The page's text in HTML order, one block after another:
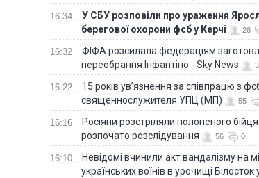
16:34
У СБУ розповіли про ураження
берегової охорони фсб у Керчі
26
16:32
ФІФА розсилала федераціям
переобрання Інфантіно - Sky News
16:22
15 років ув’язнення за співпрацю з
священнослужителя УПЦ (МП)
55
16:16
Росіяни розстріляли полоненого
розпочато розслідування
56 0
16:10
Невідомі вчинили акт вандалізму на
українських воїнів в урочищі Білосток